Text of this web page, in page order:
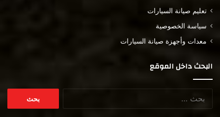
تعليم صيانة السيارات
سياسة الخصوصية
معدات وأجهزة صيانة السيارات
البحث داخل الموقع